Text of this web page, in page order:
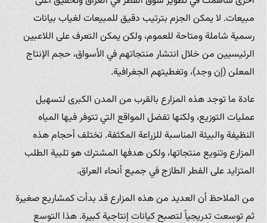
مبيعات. لا يمكن الجزم بترتيب دقيق للمبيعات لغياب بيانات
رسمية شاملة ومتاحة للعموم، ولكن يمكن التعرف على اللاعبين
الرئيسيين من خلال انتشار منتجاتهم في الأسواق، حجم الإنتاج
المعلن (إن وجد)، وتغطيتهم الجغرافية.
عادة ما توجد هذه المزارع بالقرب من المدن الكبرى لتسهيل
عمليات التوزيع، ولكنها تفضل المواقع التي تتوفر فيها المياه
النظيفة والبيئة المناسبة للزراعة المكثفة. تختلف أحجام هذه
المزارع وتنويع منتجاتها، ولكن هدفها المشترك هو تلبية الطلب
المتزايد على الفطر الطازج في جميع أنحاء العراق.
من الملاحظ أن العديد من هذه المزارع قد بدأت كمشاريع صغيرة
ثم توسعت تدريجياً لتصبح كيانات إنتاجية كبيرة. هذا التوسع